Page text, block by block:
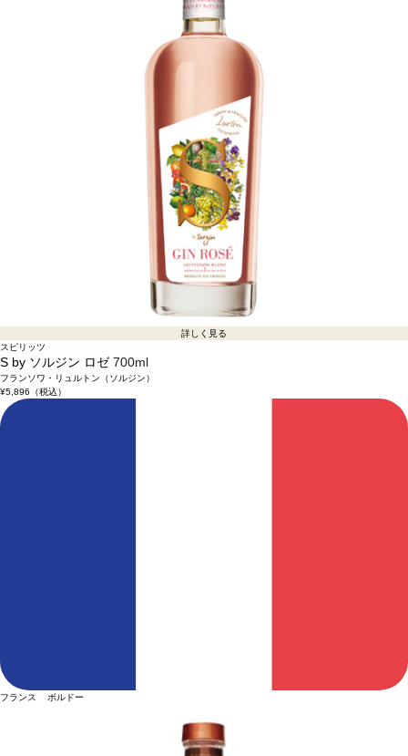
詳しく見る
スピリッツ
S by ソルジン ロゼ 700ml
フランソワ・リュルトン（ソルジン）
¥5,896 （税込）
フランス ボルドー